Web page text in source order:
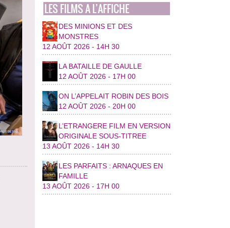
LES FILMS A L’AFFICHE
DES MINIONS ET DES
MONSTRES
12 AOÛT 2026 - 14H 30
LA BATAILLE DE GAULLE
12 AOÛT 2026 - 17H 00
ON L’APPELAIT ROBIN DES BOIS
12 AOÛT 2026 - 20H 00
L’ETRANGERE FILM EN VERSION
ORIGINALE SOUS-TITREE
13 AOÛT 2026 - 14H 30
LES PARFAITS : ARNAQUES EN
FAMILLE
13 AOÛT 2026 - 17H 00